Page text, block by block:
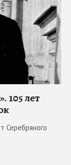
105 лет
Серебряного